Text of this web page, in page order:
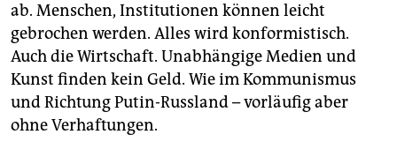
ab. Menschen, Institutionen können leicht
gebrochen werden. Alles wird konformistisch.
Auch die Wirtschaft. Unabhängige Medien und
Kunst finden kein Geld. Wie im Kommunismus
und Richtung Putin-Russland – vorläufig aber
ohne Verhaftungen.